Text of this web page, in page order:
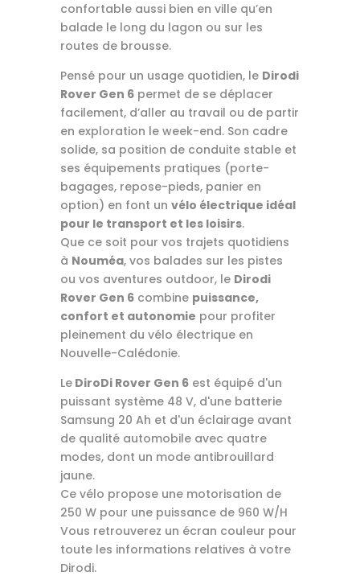
confortable aussi bien en ville qu’en
balade le long du lagon ou sur les
routes de brousse.
Pensé pour un usage quotidien, le Dirodi
Rover Gen 6permet de se déplacer
facilement, d’aller au travail ou de partir
en exploration le week-end. Son cadre
solide, sa position de conduite stable et
ses équipements pratiques (porte-
bagages, repose-pieds, panier en
option) en font un vélo électrique idéal
pour le transport et les loisirs.
Que ce soit pour vos trajets quotidiens
à Nouméa, vos balades sur les pistes
ou vos aventures outdoor, le Dirodi
Rover Gen 6combine puissance,
confort et autonomie pour profiter
pleinement du vélo électrique en
Nouvelle-Calédonie.
LeDiroDi Rover Gen 6est équipé d'un
puissant système 48 V, d'une batterie
Samsung 20 Ah et d'un éclairage avant
de qualité automobile avec quatre
modes, dont un mode antibrouillard
jaune.
Ce vélo propose une motorisation de
250 W pour une puissance de 960 W/H
Vous retrouverez un écran couleur pour
toute les informations relatives à votre
Dirodi.